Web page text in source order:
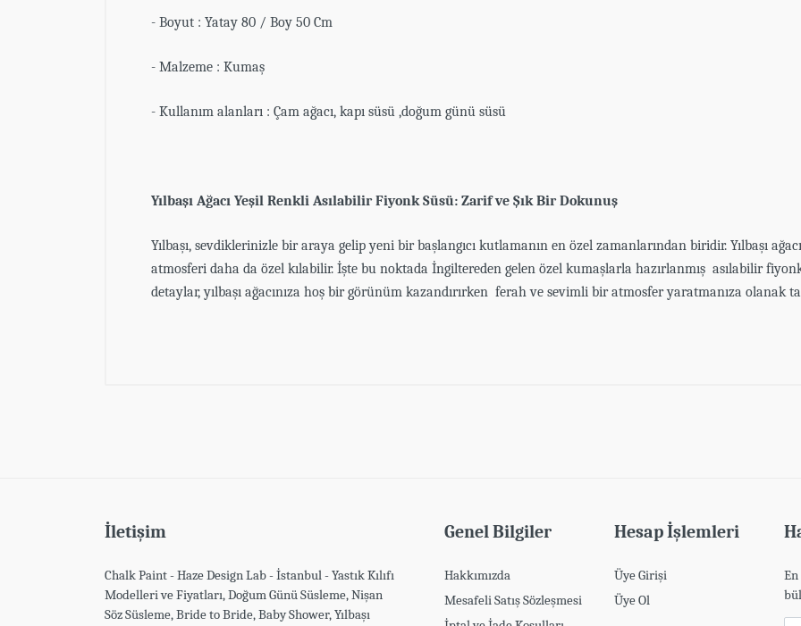
- Boyut : Yatay 80 / Boy 50 Cm
- Malzeme : Kumaş
- Kullanım alanları : Çam ağacı, kapı süsü ,doğum günü süsü
Yılbaşı Ağacı Yeşil Renkli Asılabilir Fiyonk Süsü: Zarif ve Şık Bir Dokunuş
Yılbaşı, sevdiklerinizle bir araya gelip yeni bir başlangıcı kutlamanın en özel zamanlarından biridir. Yılbaşı
atmosferi daha da özel kılabilir. İşte bu noktada İngiltereden gelen özel kumaşlarla hazırlanmış asılabilir
detaylar, yılbaşı ağacınıza hoş bir görünüm kazandırırken ferah ve sevimli bir atmosfer yaratmanıza olanak
İletişim
Chalk Paint - Haze Design Lab - İstanbul - Yastık Kılıfı
Modelleri ve Fiyatları, Doğum Günü Süsleme, Nişan
Söz Süsleme, Bride to Bride, Baby Shower, Yılbaşı
Genel Bilgiler
Hakkımızda
Mesafeli Satış Sözleşmesi
Hesap İşlemleri
Üye Girişi
Üye Ol